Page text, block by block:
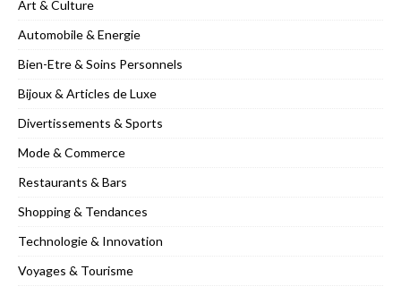
Art & Culture
Automobile & Energie
Bien-Etre & Soins Personnels
Bijoux & Articles de Luxe
Divertissements & Sports
Mode & Commerce
Restaurants & Bars
Shopping & Tendances
Technologie & Innovation
Voyages & Tourisme